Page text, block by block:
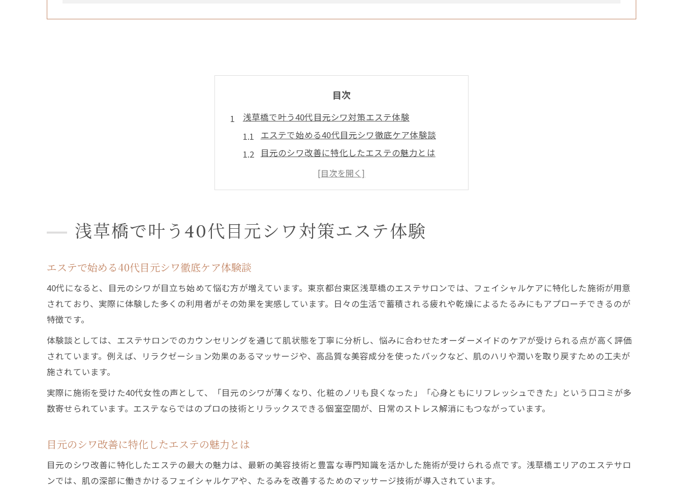
目次
浅草橋で叶う40代目元シワ対策エステ体験
エステで始める40代目元シワ徹底ケア体験談
目元のシワ改善に特化したエステの魅力とは
エステのプロが提案する浅草橋のシワ対策法
40代女性が体感するエステ施術の効果と実感
年齢肌の悩みに寄り添うエステ選びの極意
40代目元シワに強いエステの選び方ガイド
エステとセルフケアの組み合わせが叶える美肌
エステと自宅ケアで目元シワを徹底対策
目元シワを防ぐエステの最新ケア技術紹介
エステ活用で若々しい目元を取り戻す秘訣
40代のためのエステ施術で目元悩みを改善
浅草橋で叶う40代目元シワ対策エステ体験
エステで始める40代目元シワ徹底ケア体験談
40代になると、目元のシワが目立ち始めて悩む方が増えています。東京都台東区浅草橋のエステサロンでは、フェイシャルケアに特化した施術が用意
されており、実際に体験した多くの利用者がその効果を実感しています。日々の生活で蓄積される疲れや乾燥によるたるみにもアプローチできるのが
特徴です。
体験談としては、エステサロンでのカウンセリングを通じて肌状態を丁寧に分析し、悩みに合わせたオーダーメイドのケアが受けられる点が高く評価
されています。例えば、リラクゼーション効果のあるマッサージや、高品質な美容成分を使ったパックなど、肌のハリや潤いを取り戻すための工夫が
施されています。
実際に施術を受けた40代女性の声として、「目元のシワが薄くなり、化粧のノリも良くなった」「心身ともにリフレッシュできた」という口コミが多
数寄せられています。エステならではのプロの技術とリラックスできる個室空間が、日常のストレス解消にもつながっています。
目元のシワ改善に特化したエステの魅力とは
目元のシワ改善に特化したエステの最大の魅力は、最新の美容技術と豊富な専門知識を活かした施術が受けられる点です。浅草橋エリアのエステサロ
ンでは、肌の深部に働きかけるフェイシャルケアや、たるみを改善するためのマッサージ技術が導入されています。